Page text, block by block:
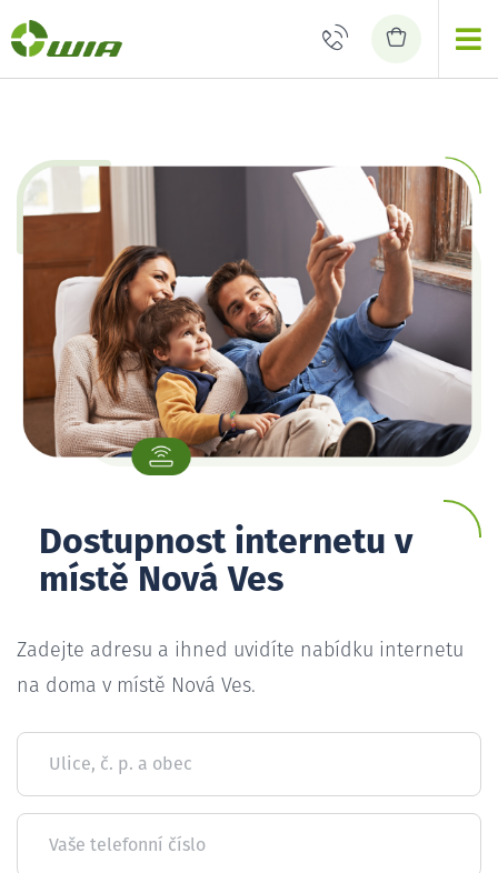
Dostupnost internetu v
místě Nová Ves
Zadejte adresu a ihned uvidíte nabídku internetu
na doma v místě Nová Ves.
Ulice, č. p. a obec
Vaše telefonní číslo